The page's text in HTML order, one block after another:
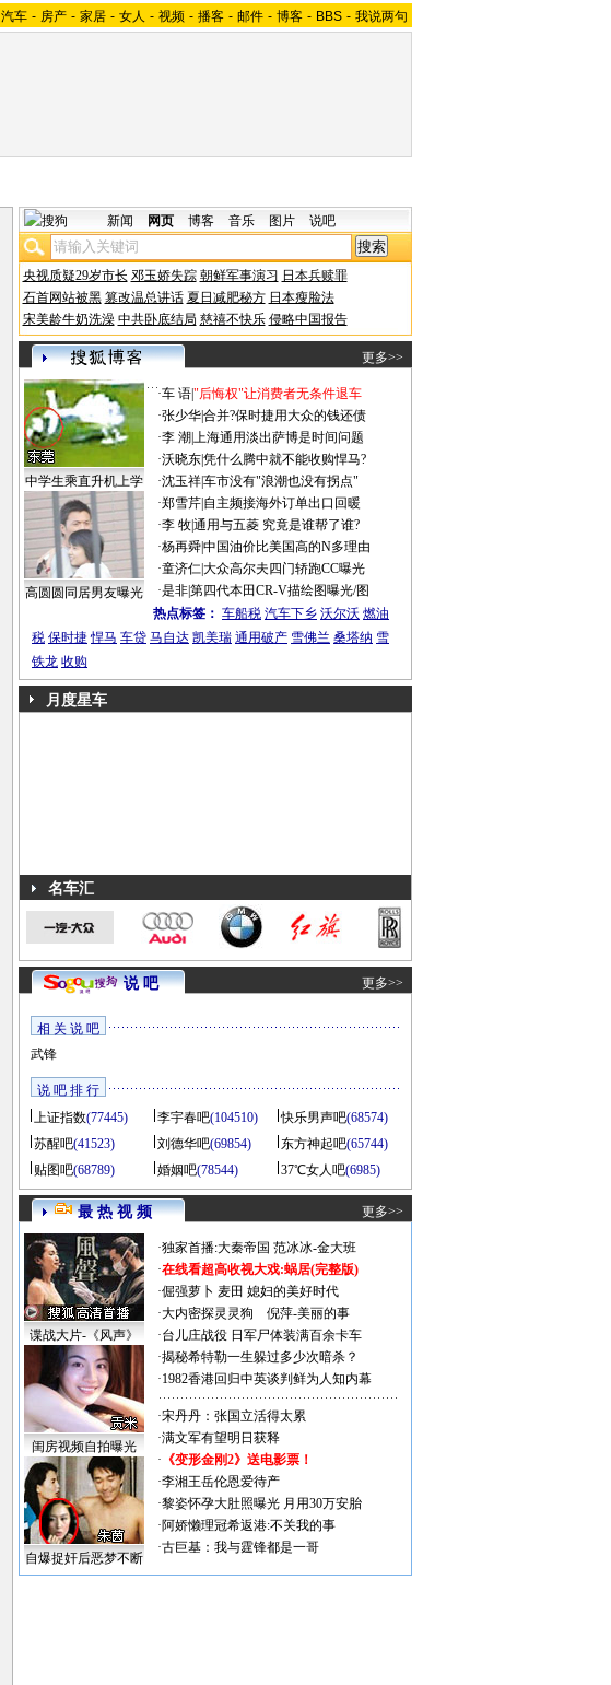
汽车 - 房产 - 家居 - 女人 - 视频 - 播客 - 邮件 - 博客 - BBS - 我说两句
新闻 网页 博客 音乐 图片 说吧
央视质疑29岁市长 邓玉娇失踪 朝鲜军事演习 日本兵赎罪
石首网站被黑 篡改温总讲话 夏日减肥秘方 日本瘦脸法
宋美龄牛奶洗澡 中共卧底结局 慈禧不快乐 侵略中国报告
更多>>
中学生乘直升机上学
高圆圆同居男友曝光
·车 语|"后悔权"让消费者无条件退车
·张少华|合并?保时捷用大众的钱还债
·李 潮 上海通用淡出萨博是时间问题
·沃晓东|凭什么腾中就不能收购悍马?
·沈玉祥|车市没有"浪潮也没有拐点"
·郑雪芹| 自主频接海外订单出口回暖
·李 牧|通用与五菱 究竟是谁帮了谁?
·杨再舜|中国油价比美国高的N多理由
·童济仁|大众高尔夫四门轿跑CC曝光
·是非|第四代本田CR-V描绘图曝光/图
热点标签： 车船税 汽车下乡 沃尔沃 燃油
税 保时捷 悍马 车贷 马自达 凯美瑞 通用破产 雪佛兰 桑塔纳 雪
铁龙 收购
月度星车
名车汇
说 吧 更多>>
相 关 说 吧
武锋
说 吧 排 行
上证指数(77445) 李宇春吧(104510) 快乐男声吧(68574)
苏醒吧(41523) 刘德华吧(69854) 东方神起吧(65744)
贴图吧(68789) 婚姻吧(78544) 37℃女人吧(6985)
最 热 视 频 更多>>
谍战大片-《风声》
闺房视频自拍曝光
自爆捉奸后恶梦不断
·独家首播:大秦帝国 范冰冰-金大班
·在线看超高收视大戏:蜗居(完整版)
·倔强萝卜 麦田 媳妇的美好时代
·大内密探灵灵狗
倪萍-美丽的事
·台儿庄战役 日军尸体装满百余卡车
·揭秘希特勒一生躲过多少次暗杀？
·1982香港回归中英谈判鲜为人知内幕
·宋丹丹：张国立活得太累
·满文军有望明日获释
· 《变形金刚2》送电影票！
·李湘王岳伦恩爱待产
·黎姿怀孕大肚照曝光 月用30万安胎
·阿娇懒理冠希返港:不关我的事
·古巨基：我与霆锋都是一哥